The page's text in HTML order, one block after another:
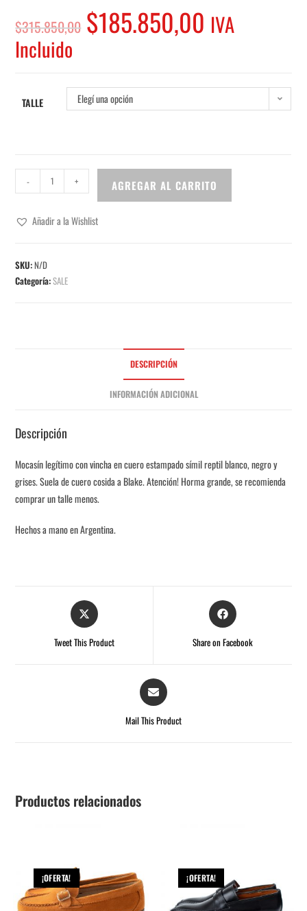
$315.850,00 $185.850,00 IVA
Incluido
TALLE Elegí una opción
- + AGREGAR AL CARRITO
Añadir a la Wishlist
SKU:N/D
Categoría:SALE
DESCRIPCIÓN
INFORMACIÓN ADICIONAL
Descripción
Mocasín legítimo con vincha en cuero estampado símil reptil blanco, negro y
grises. Suela de cuero cosida a Blake. Atención! Horma grande, se recomienda
comprar un talle menos.
Hechos a mano en Argentina.
Tweet This Product Share on Facebook
Mail This Product
Productos relacionados
¡OFERTA! ¡OFERTA!